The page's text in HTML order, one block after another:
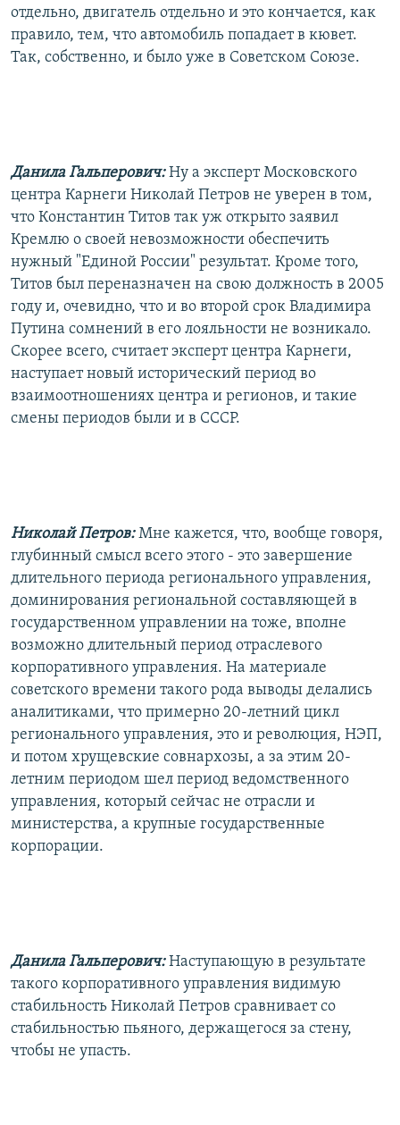
отдельно, двигатель отдельно и это кончается, как
правило, тем, что автомобиль попадает в кювет.
Так, собственно, и было уже в Советском Союзе.
Данила Гальперович:Ну а эксперт Московского
центра Карнеги Николай Петров не уверен в том,
что Константин Титов так уж открыто заявил
Кремлю о своей невозможности обеспечить
нужный "Единой России" результат. Кроме того,
Титов был переназначен на свою должность в 2005
году и, очевидно, что и во второй срок Владимира
Путина сомнений в его лояльности не возникало.
Скорее всего, считает эксперт центра Карнеги,
наступает новый исторический период во
взаимоотношениях центра и регионов, и такие
смены периодов были и в СССР.
Николай Петров:Мне кажется, что, вообще говоря,
глубинный смысл всего этого - это завершение
длительного периода регионального управления,
доминирования региональной составляющей в
государственном управлении на тоже, вполне
возможно длительный период отраслевого
корпоративного управления. На материале
советского времени такого рода выводы делались
аналитиками, что примерно 20-летний цикл
регионального управления, это и революция, НЭП,
и потом хрущевские совнархозы, а за этим 20-
летним периодом шел период ведомственного
управления, который сейчас не отрасли и
министерства, а крупные государственные
корпорации.
Данила Гальперович:Наступающую в результате
такого корпоративного управления видимую
стабильность Николай Петров сравнивает со
стабильностью пьяного, держащегося за стену,
чтобы не упасть.